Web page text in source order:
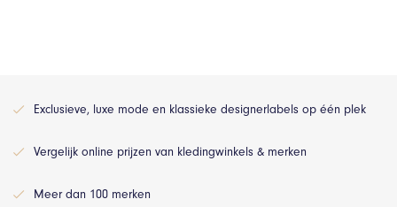
Exclusieve, luxe mode en klassieke designerlabels op één plek
Vergelijk online prijzen van kledingwinkels & merken
Meer dan 100 merken